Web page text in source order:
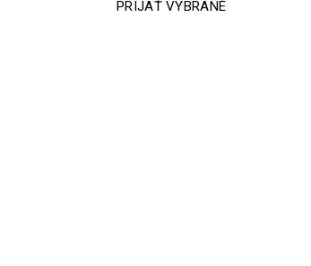
PRIJAŤ VYBRANÉ